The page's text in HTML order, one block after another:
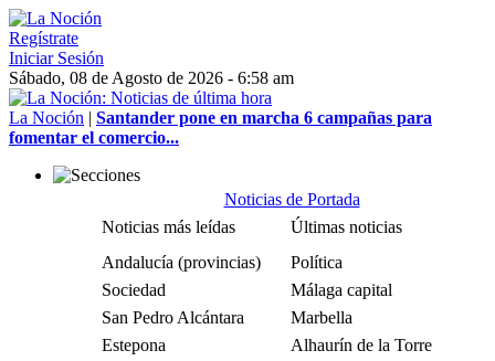
Regístrate
Iniciar Sesión
Sábado, 08 de Agosto de 2026 - 6:58 am
La Noción | Santander pone en marcha 6 campañas para
fomentar el comercio...
Noticias de Portada
Noticias más leídas
Últimas noticias
Andalucía (provincias)
Política
Sociedad
Málaga capital
San Pedro Alcántara
Marbella
Estepona
Alhaurín de la Torre